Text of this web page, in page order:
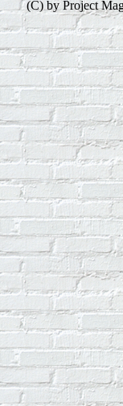
(C) by Project